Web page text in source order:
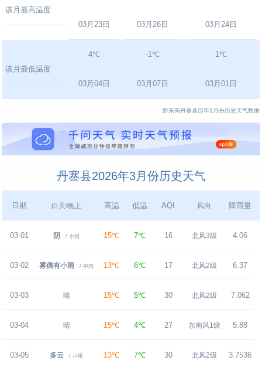
该月最高温度
03月23日 03月26日 03月24日
该月最低温度
4℃
03月04日
-1℃
03月07日
1℃
03月01日
黔东南丹寨县历年3月份历史天气数据
丹寨县2026年3月份历史天气
日期 白天/晚上 高温 低温 AQI 风向 降雨量
03-01 阴 / 小雨 15℃ 7℃ 16 北风3级 4.06
03-02 雾偶有小雨 / 中雨 13℃ 6℃ 17 北风2级 6.37
03-03 晴 15℃ 5℃ 30 北风2级 7.062
03-04 晴 15℃ 4℃ 27 东南风1级 5.88
03-05 多云 / 小雨 13℃ 7℃ 30 北风2级 3.7536